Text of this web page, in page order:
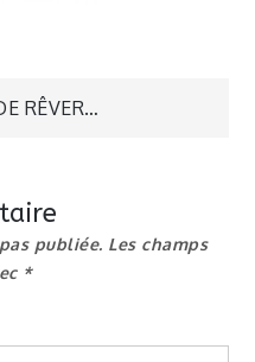
RÊVER…
publiée. Les champs
*